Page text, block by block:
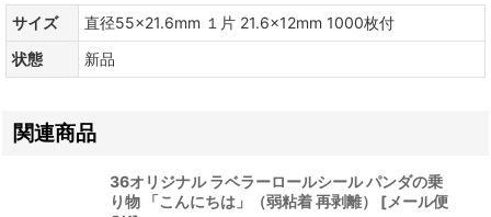
サイズ
直径55×21.6mm １片 21.6×12mm 1000枚付
状態
新品
関連商品
36オリジナル ラベラーロールシール パンダの乗
り物 「こんにちは」（弱粘着 再剥離）
[メール便